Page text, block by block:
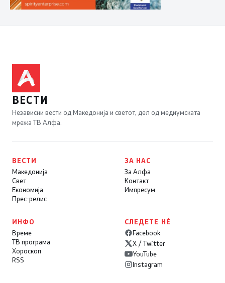
ВЕСТИ
Независни вести од Македонија и светот, дел од медиумската
мрежа ТВ Алфа.
ВЕСТИ
Македонија
Свет
Економија
Прес-релис
ЗА НАС
За Алфа
Контакт
Импресум
ИНФО
Време
ТВ програма
Хороскоп
RSS
СЛЕДЕТЕ НÉ
Facebook
X / Twitter
YouTube
Instagram